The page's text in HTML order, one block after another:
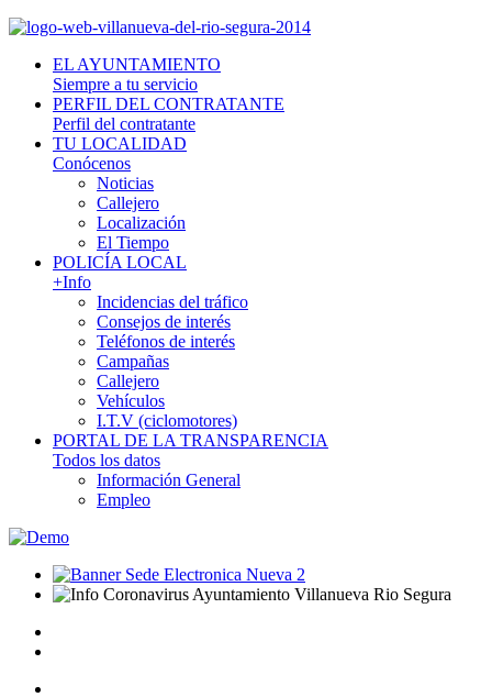
EL AYUNTAMIENTO
Siempre a tu servicio
PERFIL DEL CONTRATANTE
Perfil del contratante
TU LOCALIDAD
Conócenos
Noticias
Callejero
Localización
El Tiempo
POLICÍA LOCAL
+Info
Incidencias del tráfico
Consejos de interés
Teléfonos de interés
Campañas
Callejero
Vehículos
I.T.V (ciclomotores)
PORTAL DE LA TRANSPARENCIA
Todos los datos
Información General
Empleo